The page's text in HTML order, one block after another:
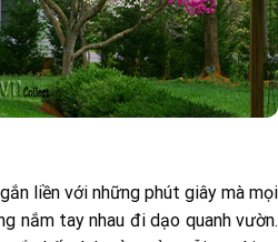
liền với những phút giây mà mọi
nắm tay nhau đi dạo quanh vườn.